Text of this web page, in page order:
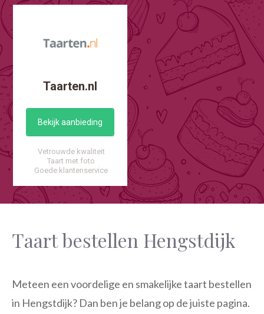
Taarten.nl
Bekijk aanbieding
Vetrouwde kwaliteit
Taart met foto
Goede klantenservice
Taart bestellen Hengstdijk
Meteen een voordelige en smakelijke taart bestellen
in Hengstdijk? Dan ben je belang op de juiste pagina.